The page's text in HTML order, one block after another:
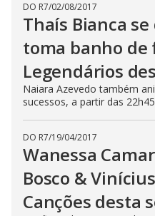
DO R7/02/08/2017
Thaís Bianca
toma banho de
Legendários
Naiara Azevedo também
sucessos, a partir das 22h45
DO R7/19/04/2017
Wanessa
Bosco &
Canções desta